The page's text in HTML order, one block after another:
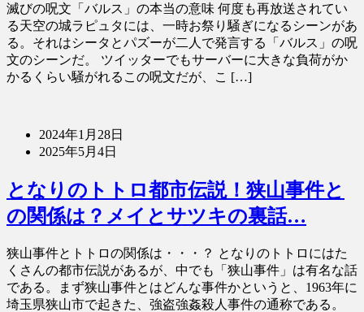
滅びの呪文「バルス」の本当の意味 何度も再放送されてい
る天空の城ラピュタには、一時お祭り騒ぎになるシーンがあ
る。それはシータとパズーが二人で発言する「バルス」の呪
文のシーンだ。 ツイッターでもサーバーに大きな負荷がか
かるくらい騒がれるこの呪文だが、こ […]
2024年1月28日
2025年5月4日
となりのトトロ都市伝説！狭山事件と
の関係は？メイとサツキの裏話…
狭山事件とトトロの関係は・・・？ となりのトトロにはた
くさんの都市伝説があるが、中でも「狭山事件」は有名な話
である。まず狭山事件とはどんな事件かというと、1963年に
埼玉県狭山市で起きた、強盗強姦殺人事件の通称である。